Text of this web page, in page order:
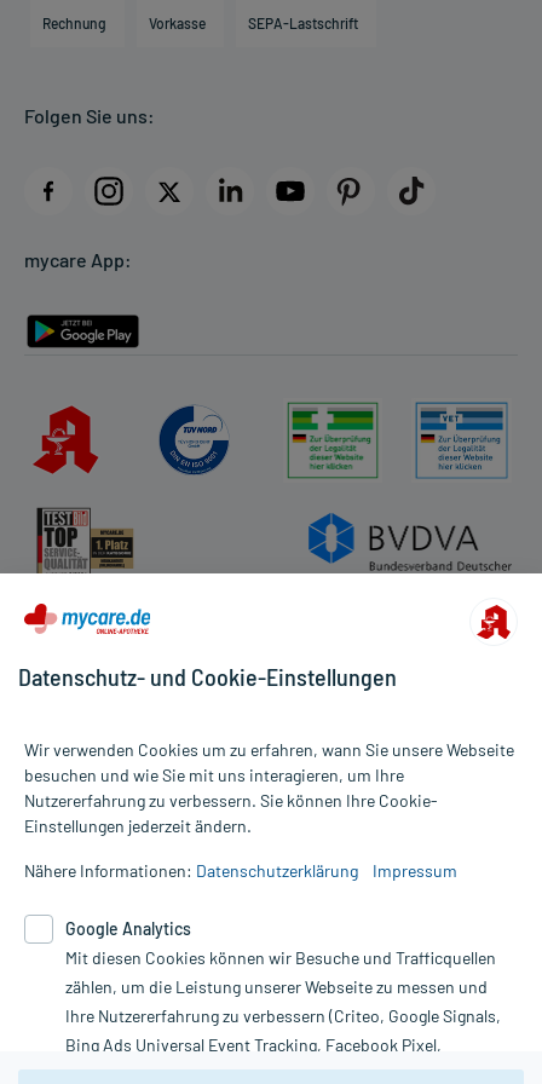
Direktabrechnung PKV
AGB
Datenschutz
Rückgabe/Widerruf
Rechnung Vorkasse SEPA-Lastschrift
Folgen Sie uns:
mycare App:
Alle Preise gelten inkl. MwSt., ggf. zzgl. Versandkosten
Informationen auf dieser Website werden ausschließlich für
die Untersuchung und Behandlung durch einen Arzt. Bitte
Therapien eingeleitet werden können. | Diese Webseite benutzt
Google Analytics. Lesen Sie bitte dazu die wichtigen Hinweise in
unserer Datenschutzerklärung. Für den Widerruf einer Bestellung
nutzen Sie das Formular:
Vertrag widerrufen
Datenschutz- und Cookie-Einstellungen
Wir verwenden Cookies um zu erfahren, wann Sie unsere Webseite
besuchen und wie Sie mit uns interagieren, um Ihre
Nutzererfahrung zu verbessern. Sie können Ihre Cookie-
Einstellungen jederzeit ändern.
Nähere Informationen: Datenschutzerklärung Impressum
Google Analytics
Mit diesen Cookies können wir Besuche und Trafficquellen
zählen, um die Leistung unserer Webseite zu messen und
Ihre Nutzererfahrung zu verbessern (Criteo, Google Signals,
Bing Ads Universal Event Tracking, Facebook Pixel,
Youtube-Social Plugin).